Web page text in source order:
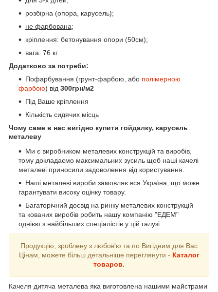
розбірна (опора, карусель);
не фарбована;
кріплення: бетонування опори (50см);
вага: 76 кг
Додатково за потреби:
Пофарбування (грунт-фарбою, або полімерною
фарбою) від 300грн/м2
Під Ваше кріплення
Кількість сидячих місць
Чому саме в нас вигідно купити гойдалку, карусель
металеву
Ми є виробником металевих конструкцій та виробів,
тому докладаємо максимальних зусиль щоб наші качелі
металеві приносили задоволення від користування.
Наші металеві вироби замовляє вся Україна, що може
гарантувати високу оцінку товару.
Багаторічний досвід на ринку металевих конструкцій
та кованих виробів робить нашу компанію "ЕДЕМ"
однією з найбільших спеціалістів у цій галузі.
Продукцію, зроблену з любов'ю та по Вигідним для Вас
Цінам, можете більш детальніше переглянути - Каталог
товаров.
Качеля дитяча металева яка виготовлена нашими майстрами